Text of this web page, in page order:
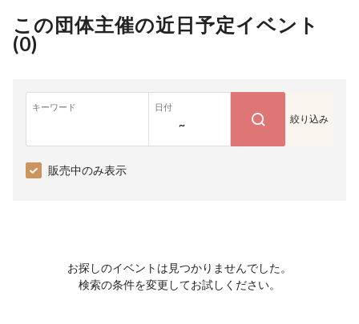
この団体主催の近日予定イベント
(0)
キーワード 日付
~ 絞り込み
販売中のみ表示
お探しのイベントは見つかりませんでした。
検索の条件を変更してお試しください。